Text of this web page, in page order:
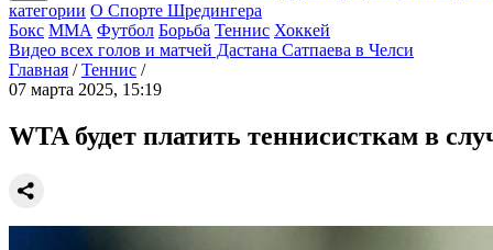
категории О Спорте Шредингера
Бокс ММА Футбол Борьба Теннис Хоккей
Видео всех голов и матчей Дастана Сатпаева в Челси
Главная / Теннис /
07 марта 2025, 15:19
WTA будет платить теннисисткам в